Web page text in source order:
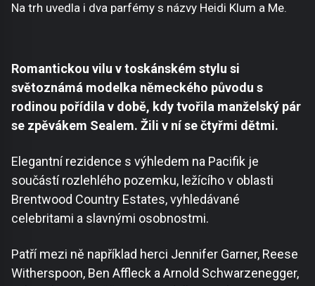
Na trh uvedla i dva parfémy s názvy Heidi Klum a Me.
Romantickou vilu v toskánském stylu si
světoznámá modelka německého původu s
rodinou pořídila v době, kdy tvořila manželský pár
se zpěvákem Sealem. Žili v ní se čtyřmi dětmi.
Elegantní rezidence s výhledem na Pacifik je
součástí rozlehlého pozemku, ležícího v oblasti
Brentwood Country Estates, vyhledávané
celebritami a slavnými osobnostmi.
Patří mezi ně například herci Jennifer Garner, Reese
Witherspoon, Ben Affleck a Arnold Schwarzenegger,